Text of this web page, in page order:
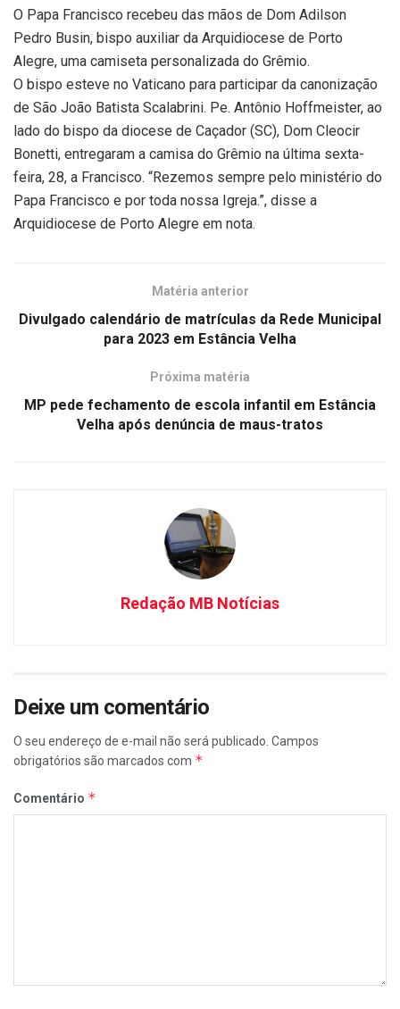
O Papa Francisco recebeu das mãos de Dom Adilson
Pedro Busin, bispo auxiliar da Arquidiocese de Porto
Alegre, uma camiseta personalizada do Grêmio.
O bispo esteve no Vaticano para participar da canonização
de São João Batista Scalabrini. Pe. Antônio Hoffmeister, ao
lado do bispo da diocese de Caçador (SC), Dom Cleocir
Bonetti, entregaram a camisa do Grêmio na última sexta-
feira, 28, a Francisco. “Rezemos sempre pelo ministério do
Papa Francisco e por toda nossa Igreja.”, disse a
Arquidiocese de Porto Alegre em nota.
Matéria anterior
Divulgado calendário de matrículas da Rede Municipal
para 2023 em Estância Velha
Próxima matéria
MP pede fechamento de escola infantil em Estância
Velha após denúncia de maus-tratos
Redação MB Notícias
Deixe um comentário
O seu endereço de e-mail não será publicado. Campos
obrigatórios são marcados com *
Comentário *